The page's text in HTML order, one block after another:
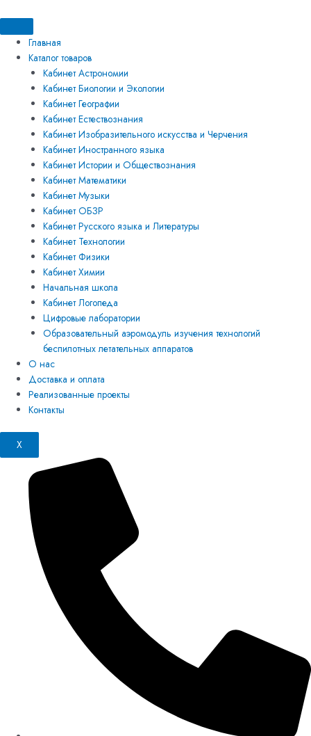
к
содержимому
Главная
Каталог товаров
Кабинет Астрономии
Кабинет Биологии и Экологии
Кабинет Географии
Кабинет Естествознания
Кабинет Изобразительного искусства и Черчения
Кабинет Иностранного языка
Кабинет Истории и Обществознания
Кабинет Математики
Кабинет Музыки
Кабинет ОБЗР
Кабинет Русского языка и Литературы
Кабинет Технологии
Кабинет Физики
Кабинет Химии
Начальная школа
Кабинет Логопеда
Цифровые лаборатории
Образовательный аэромодуль изучения технологий
беспилотных летательных аппаратов
О нас
Доставка и оплата
Реализованные проекты
Контакты
X
товара
Модель-
аппликация
демонстрационная
множествам